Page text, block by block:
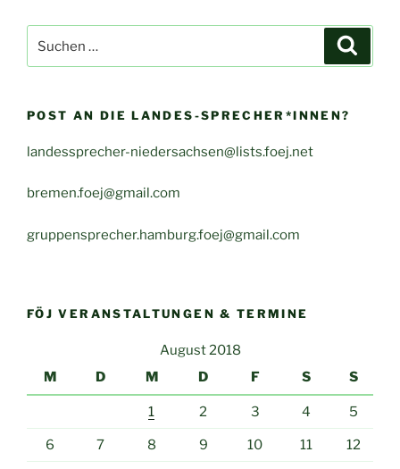
nach:
POST AN DIE LANDES-SPRECHER*INNEN?
landessprecher-niedersachsen@lists.foej.net
bremen.foej@gmail.com
gruppensprecher.hamburg.foej@gmail.com
FÖJ VERANSTALTUNGEN & TERMINE
August 2018
M
D M D F S S
1 2 3 4 5
6 7 8 9 10 11 12